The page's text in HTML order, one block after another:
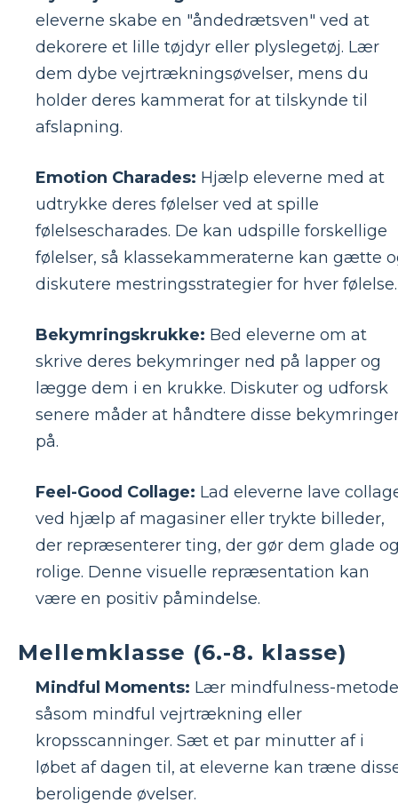
eleverne skabe en "åndedrætsven" ved at
dekorere et lille tøjdyr eller plyslegetøj. Lær
dem dybe vejrtrækningsøvelser, mens du
holder deres kammerat for at tilskynde til
afslapning.
Emotion Charades: Hjælp eleverne med at
udtrykke deres følelser ved at spille
følelsescharades. De kan udspille forskellige
følelser, så klassekammeraterne kan gætte
diskutere mestringsstrategier for hver følelse.
Bekymringskrukke: Bed eleverne om at
skrive deres bekymringer ned på lapper og
lægge dem i en krukke. Diskuter og udforsk
senere måder at håndtere disse
på.
Feel-Good Collage: Lad eleverne lave
ved hjælp af magasiner eller trykte billeder,
der repræsenterer ting, der gør dem glade
rolige. Denne visuelle repræsentation kan
være en positiv påmindelse.
Mellemklasse (6.-8. klasse)
Mindful Moments: Lær mindfulness-
såsom mindful vejrtrækning eller
kropsscanninger. Sæt et par minutter af i
løbet af dagen til, at eleverne kan træne
beroligende øvelser.